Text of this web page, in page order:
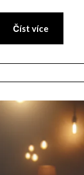
Číst více